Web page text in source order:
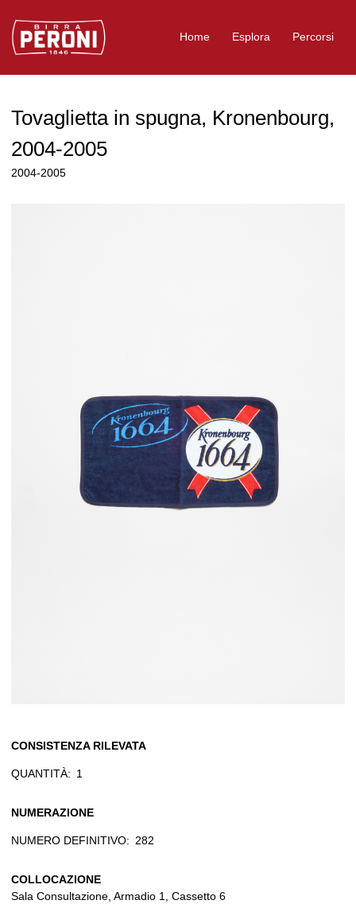
Logo Birra Peroni
Home Esplora Percorsi
Tovaglietta in spugna, Kronenbourg,
2004-2005
2004-2005
CONSISTENZA RILEVATA
QUANTITÀ: 1
NUMERAZIONE
NUMERO DEFINITIVO: 282
COLLOCAZIONE
Sala Consultazione, Armadio 1, Cassetto 6